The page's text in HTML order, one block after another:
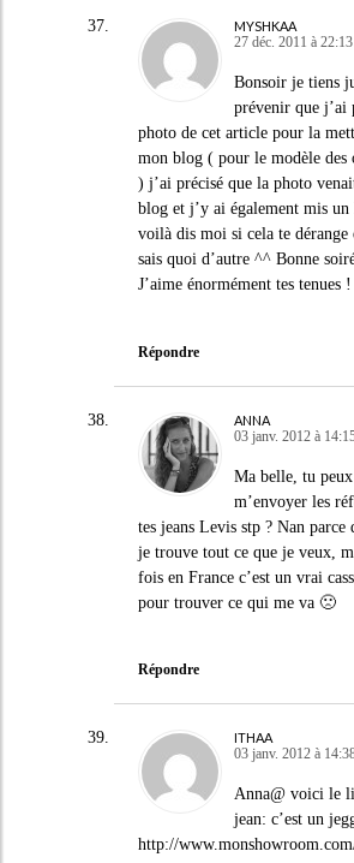
MYSHKAA
27 déc. 2011 à 22:13
Bonsoir je tiens
prévenir que j’ai
photo de cet article pour la
mon blog ( pour le modèle des
) j’ai précisé que la photo
blog et j’y ai également mis
voilà dis moi si cela te dérange
sais quoi d’autre ^^ Bonne
J’aime énormément tes tenues !
Répondre
ANNA
03 janv. 2012 à
Ma belle, tu peux
m’envoyer les
tes jeans Levis stp ? Nan parce
je trouve tout ce que je veux,
fois en France c’est un vrai
pour trouver ce qui me va 🙁
Répondre
ITHAA
03 janv. 2012 à
Anna@ voici le
jean: c’est un
http://